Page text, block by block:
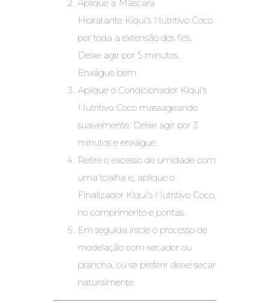
Aplique a Máscara
Hidratante Kiqui’s Nutritivo Coco
por toda a extensão dos fios.
Deixe agir por 5 minutos.
Enxágue bem.
Aplique o Condicionador Kiqui’s
Nutritivo Coco massageando
suavemente. Deixe agir por 3
minutos e enxágue.
Retire o excesso de umidade com
uma toalha e, aplique o
Finalizador Kiqui’s Nutritivo Coco,
no comprimento e pontas.
Em seguida inicie o processo de
modelação com secador ou
prancha, ou se preferir deixe secar
naturalmente.